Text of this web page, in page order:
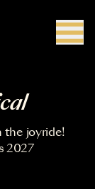
the joyride!
2027